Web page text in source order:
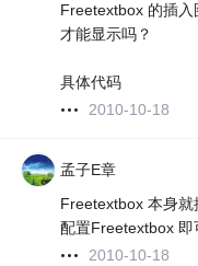
Freetextbox 的插
才能显示吗？
具体代码
2010-10-18
孟子E章
Freetextbox 本身
配置Freetextbox 即
2010-10-18